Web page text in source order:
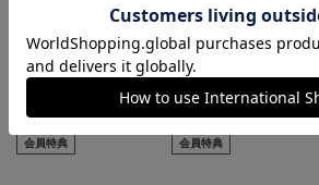
2026/27オーセンティッ
クユニフォーム(FP1st/半
22,000円～26,730円
会員特典
2026/27オーセンティッ
クユニフォーム(FP2nd/半
22,000円～26,730円
会員特典